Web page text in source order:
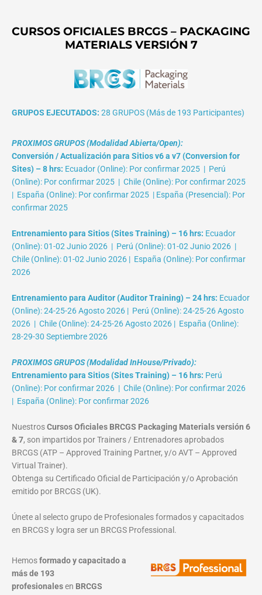
CURSOS OFICIALES BRCGS – PACKAGING
MATERIALS VERSIÓN 7
GRUPOS EJECUTADOS: 28 GRUPOS (Más de 193 Participantes)
PROXIMOS GRUPOS (Modalidad Abierta/Open):
Conversión / Actualización para Sitios v6 a v7 (Conversion for
Sites) – 8 hrs: Ecuador (Online): Por confirmar 2025 | Perú
(Online): Por confirmar 2025 | Chile (Online): Por confirmar 2025
| España (Online): Por confirmar 2025 | España (Presencial): Por
confirmar 2025
Entrenamiento para Sitios (Sites Training) – 16 hrs: Ecuador
(Online): 01-02 Junio 2026 | Perú (Online): 01-02 Junio 2026 |
Chile (Online): 01-02 Junio 2026 | España (Online): Por confirmar
2026
Entrenamiento para Auditor (Auditor Training) – 24 hrs: Ecuador
(Online): 24-25-26 Agosto 2026 | Perú (Online): 24-25-26 Agosto
2026 | Chile (Online): 24-25-26 Agosto 2026 | España (Online):
28-29-30 Septiembre 2026
PROXIMOS GRUPOS (Modalidad InHouse/Privado):
Entrenamiento para Sitios (Sites Training) – 16 hrs: Perú
(Online): Por confirmar 2026 | Chile (Online): Por confirmar 2026
| España (Online): Por confirmar 2026
NuestrosCursos Oficiales BRCGS Packaging Materials versión 6
& 7, son impartidos por Trainers / Entrenadores aprobados
BRCGS (ATP – Approved Training Partner, y/o AVT – Approved
Virtual Trainer).
Obtenga su Certificado Oficial de Participación y/o Aprobación
emitido por BRCGS (UK).
Únete al selecto grupo de Profesionales formados y capacitados
en BRCGS y logra ser un BRCGS Professional.
Hemosformado y capacitado a
más de 193
profesionalesen BRCGS